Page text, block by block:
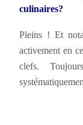
culinaires?
Pleins ! Et
activement en
clefs.